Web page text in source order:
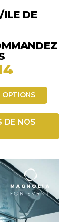
DE
OPTIONS
DE NOS